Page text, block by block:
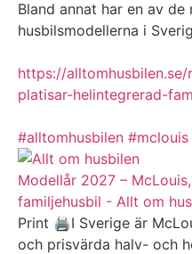
Bland annat har en av de
husbilsmodellerna i
https://
platisar-helintegrerad-
#alltomhusbilen #mclouis
Modellår 2027 –
familjehusbil - Allt om
Print 🖨I Sverige är
och prisvärda halv- och